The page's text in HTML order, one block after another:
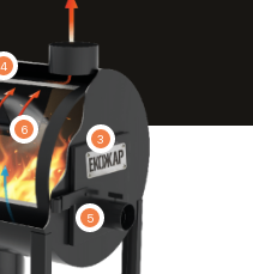
3
4
5
6